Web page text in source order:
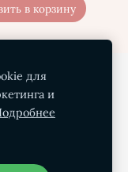
в корзину
О нас
для
и